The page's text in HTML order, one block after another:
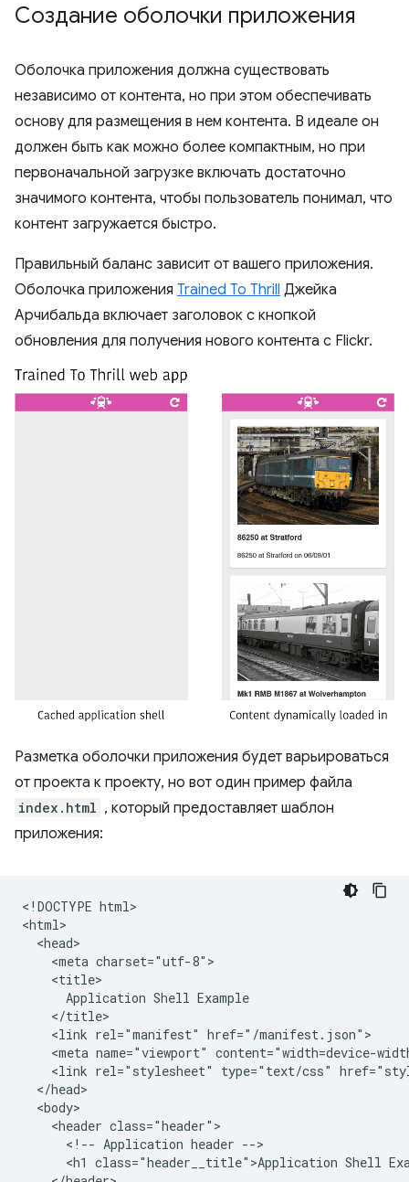
Создание оболочки приложения
Оболочка приложения должна существовать
независимо от контента, но при этом обеспечивать
основу для размещения в нем контента. В идеале он
должен быть как можно более компактным, но при
первоначальной загрузке включать достаточно
значимого контента, чтобы пользователь понимал, что
контент загружается быстро.
Правильный баланс зависит от вашего приложения.
Оболочка приложения Trained To Thrill Джейка
Арчибальда включает заголовок с кнопкой
обновления для получения нового контента с Flickr.
Разметка оболочки приложения будет варьироваться
от проекта к проекту, но вот один пример файла
index.html , который предоставляет шаблон
приложения:
​​<!DOCTYPE html>
<html>
  <head>
    <meta charset="utf-8">
    <title>
      Application Shell Example
    </title>
    <link rel="manifest" href="/manifest.json">
<meta name="viewport" content="width=device-
<link rel="stylesheet" type="text/css"
  </head>
  <body>
    <header class="header">
      <!-- Application header -->
<h1 class="header__title">Application Shell